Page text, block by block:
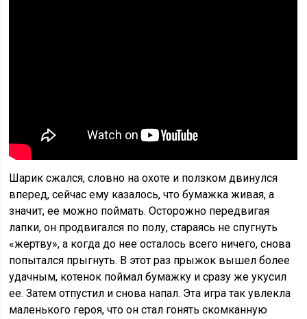
Шарик сжался, словно на охоте и ползком двинулся
вперед, сейчас ему казалось, что бумажка живая, а
значит, ее можно поймать. Осторожно передвигая
лапки, он продвигался по полу, стараясь не спугнуть
«жертву», а когда до нее осталось всего ничего, снова
попытался прыгнуть. В этот раз прыжок вышел более
удачным, котенок поймал бумажку и сразу же укусил
ее. Затем отпустил и снова напал. Эта игра так увлекла
маленького героя, что он стал гонять скомканную